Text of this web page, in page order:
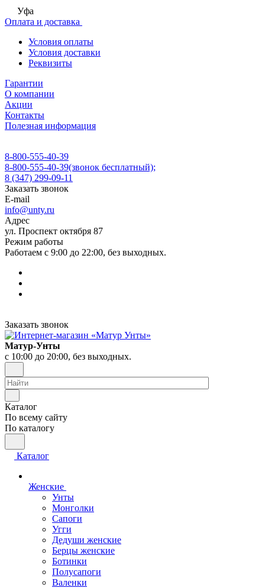
Уфа
Оплата и доставка
Условия оплаты
Условия доставки
Реквизиты
Гарантии
О компании
Акции
Контакты
Полезная информация
8-800-555-40-39
8-800-555-40-39(звонок бесплатный);
8 (347) 299-09-11
Заказать звонок
E-mail
info@unty.ru
Адрес
ул. Проспект октября 87
Режим работы
Работаем с 9:00 до 22:00, без выходных.
Заказать звонок
Матур-Унты
с 10:00 до 20:00, без выходных.
Каталог
По всему сайту
По каталогу
Каталог
Женские
Унты
Монголки
Сапоги
Угги
Дедуши женские
Берцы женские
Ботинки
Полусапоги
Валенки